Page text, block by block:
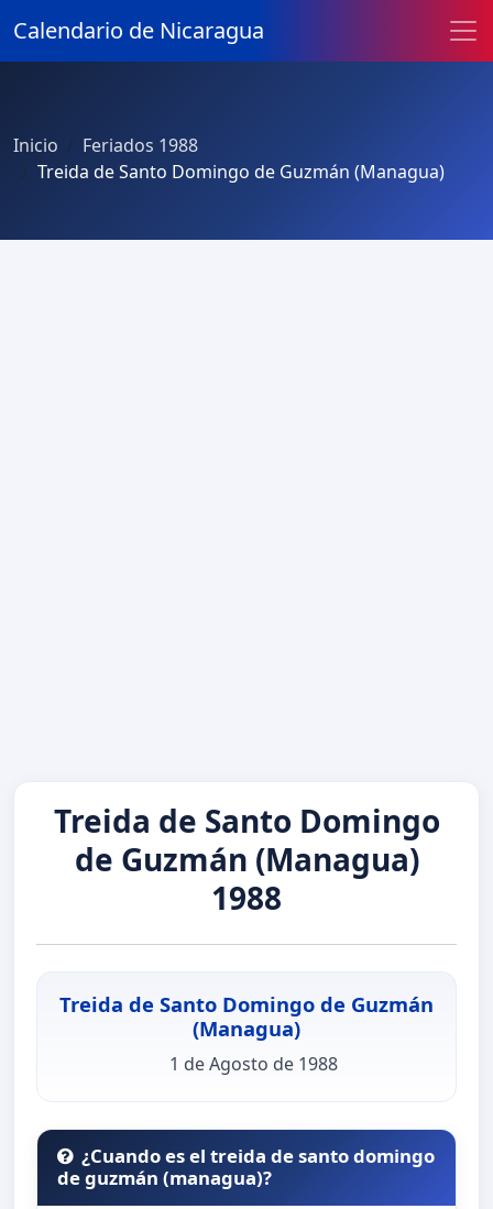
Calendario de Nicaragua
Inicio
Feriados 1988
Treida de Santo Domingo de Guzmán (Managua)
Treida de Santo Domingo
de Guzmán (Managua)
1988
Treida de Santo Domingo de Guzmán
(Managua)
1 de Agosto de 1988
¿Cuando es el treida de santo domingo
de guzmán (managua)?